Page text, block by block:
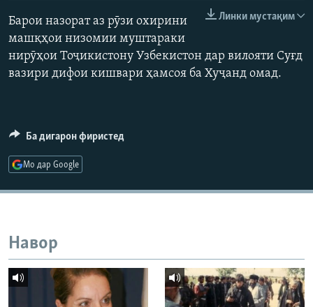
Русский
ПАЙГИРӢ КУНЕД
Ҳамаи сомонаҳои RFE/RL
Линки мустақим
Барои назорат аз рӯзи охирини
машқҳои низомии муштараки
нирӯҳои Тоҷикистону Узбекистон дар вилояти Суғд
вазири дифои кишвари ҳамсоя ба Хуҷанд омад.
Ба дигарон фиристед
Мо дар Google
Навор